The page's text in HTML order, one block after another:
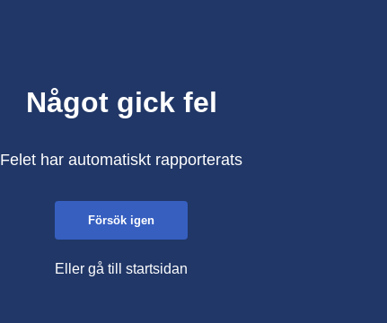
Något gick fel
Felet har automatiskt rapporterats
Försök igen
Eller gå till startsidan